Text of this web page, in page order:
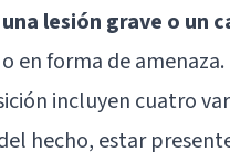
lesión grave o un
en forma de amenaza.
incluyen cuatro
hecho, estar